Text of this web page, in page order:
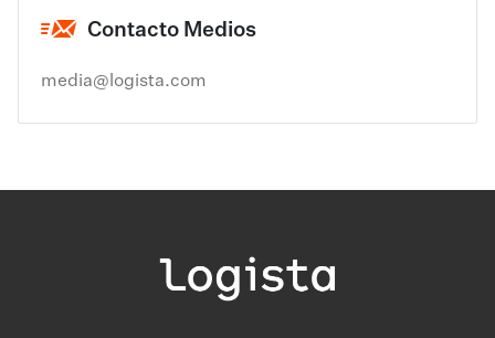
Contacto Medios
media@logista.com